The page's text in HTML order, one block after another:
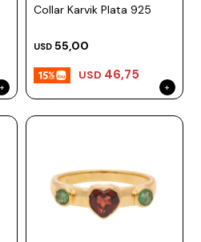
Collar Karvik Plata 925
USD 55,00
USD 46,75